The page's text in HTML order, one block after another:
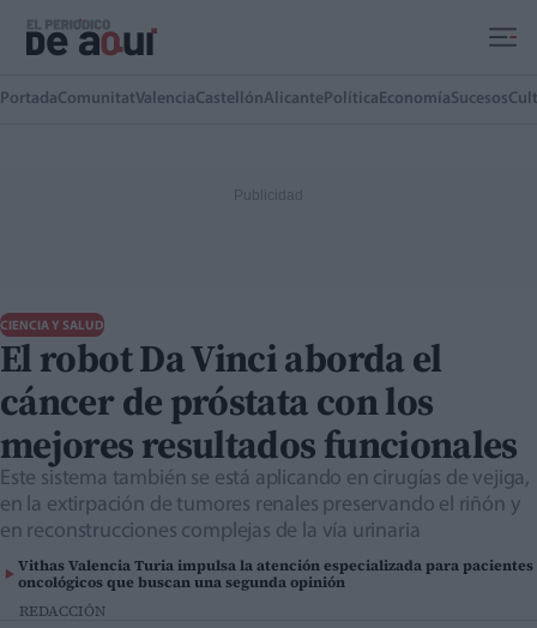
PortadaComunitatValenciaCastellónAlicante Política EconomíaSucesos
CIENCIA Y SALUD
El robot Da Vinci aborda el
cáncer de próstata con los
mejores resultados funcionales
Este sistema también se está aplicando en cirugías de vejiga,
en la extirpación de tumores renales preservando el riñón y
en reconstrucciones complejas de la vía urinaria
Vithas Valencia Turia impulsa la atención especializada para pacientes
oncológicos que buscan una segunda opinión
REDACCIÓN